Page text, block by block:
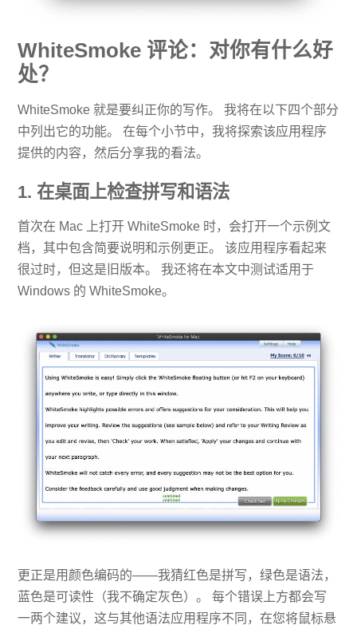
WhiteSmoke 评论：对你有什么好
处？
WhiteSmoke 就是要纠正你的写作。 我将在以下四个部分
中列出它的功能。 在每个小节中，我将探索该应用程序
提供的内容，然后分享我的看法。
1. 在桌面上检查拼写和语法
首次在 Mac 上打开 WhiteSmoke 时，会打开一个示例文
档，其中包含简要说明和示例更正。 该应用程序看起来
很过时，但这是旧版本。 我还将在本文中测试适用于
Windows 的 WhiteSmoke。
更正是用颜色编码的——我猜红色是拼写，绿色是语法，
蓝色是可读性（我不确定灰色）。 每个错误上方都会写
一两个建议，这与其他语法应用程序不同，在您将鼠标悬